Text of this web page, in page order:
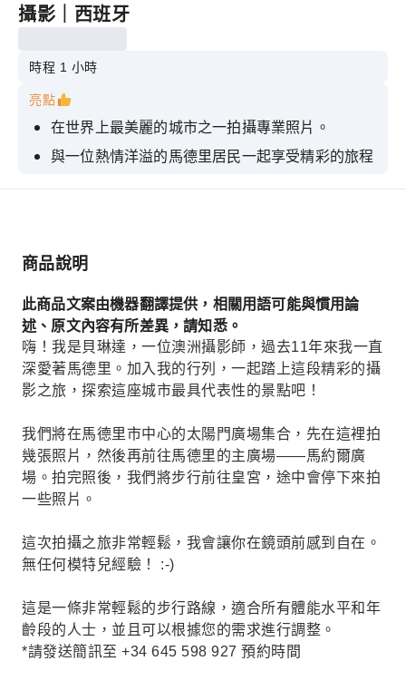
攝影｜西班牙
時程 1 小時
亮點
在世界上最美麗的城市之一拍攝專業照片。
與一位熱情洋溢的馬德里居民一起享受精彩的旅程
滿意保證。
商品說明
此商品文案由機器翻譯提供，相關用語可能與慣用論
述、原文內容有所差異，請知悉。
嗨！我是貝琳達，一位澳洲攝影師，過去11年來我一直
深愛著馬德里。加入我的行列，一起踏上這段精彩的攝
影之旅，探索這座城市最具代表性的景點吧！
我們將在馬德里市中心的太陽門廣場集合，先在這裡拍
幾張照片，然後再前往馬德里的主廣場——馬約爾廣
場。拍完照後，我們將步行前往皇宮，途中會停下來拍
一些照片。
這次拍攝之旅非常輕鬆，我會讓你在鏡頭前感到自在。
無任何模特兒經驗！ :-)
這是一條非常輕鬆的步行路線，適合所有體能水平和年
齡段的人士，並且可以根據您的需求進行調整。
*請發送簡訊至 +34 645 598 927 預約時間